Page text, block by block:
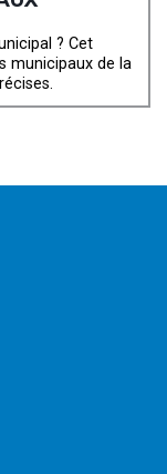
? Cet
municipaux de la